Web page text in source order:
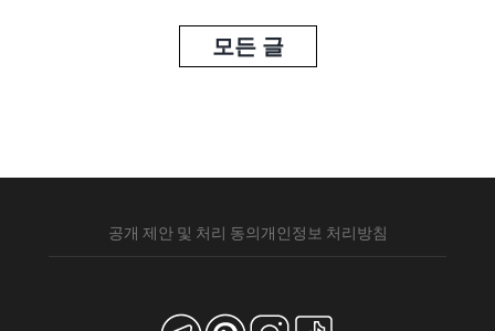
모든 글
공개 제안 및 처리 동의개인정보 처리방침